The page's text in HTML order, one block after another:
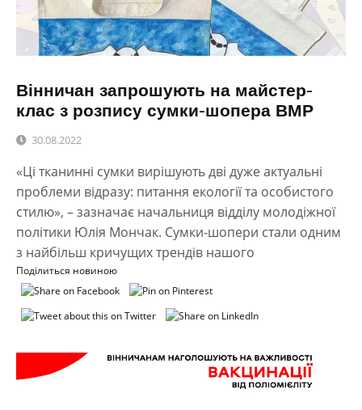
Вінничан запрошують на майстер-
клас з розпису сумки-шопера ВМР
30.08.2022
«Ці тканинні сумки вирішують дві дуже актуальні
проблеми відразу: питання екології та особистого
стилю», – зазначає начальниця відділу молодіжної
політики Юлія Мончак. Сумки-шопери стали одним
з найбільш кричущих трендів нашого
Поділиться новиною